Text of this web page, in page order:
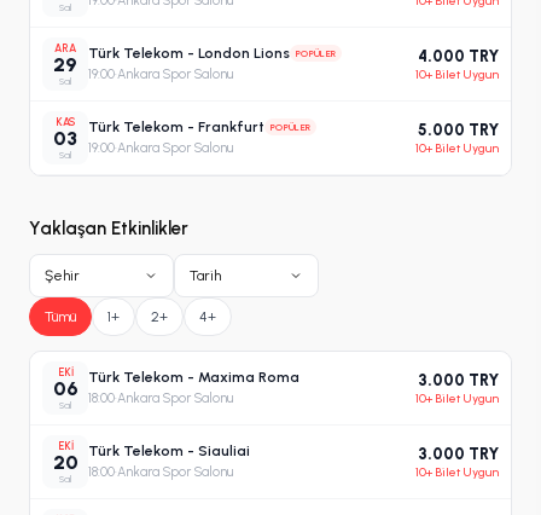
Sal
ARA
29
Sal
Türk Telekom - London Lions POPÜLER
19:00·Ankara Spor Salonu
4.000 TRY
10+ Bilet Uygun
KAS
03
Sal
Türk Telekom - Frankfurt POPÜLER
19:00·Ankara Spor Salonu
5.000 TRY
10+ Bilet Uygun
Yaklaşan Etkinlikler
Şehir Tarih
Tümü 1+ 2+ 4+
EKI
06
Sal
Türk Telekom - Maxima Roma
18:00·Ankara Spor Salonu
3.000 TRY
10+ Bilet Uygun
EKI
20
Sal
Türk Telekom - Siauliai
18:00·Ankara Spor Salonu
3.000 TRY
10+ Bilet Uygun